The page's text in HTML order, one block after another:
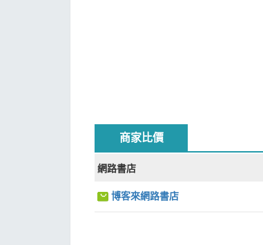
後記
商家比價
網路書店
博客來網路書店